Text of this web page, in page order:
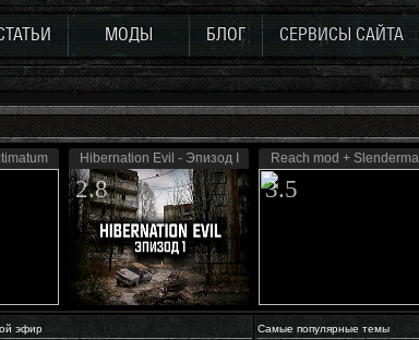
МОДЫ БЛОГ СЕРВИСЫ САЙТА
Hibernation Evil - Эпизод I
2.8
Reach mod +
3.5
эфир Самые популярные темы